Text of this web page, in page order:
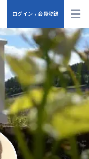
ログイン / 会員登録